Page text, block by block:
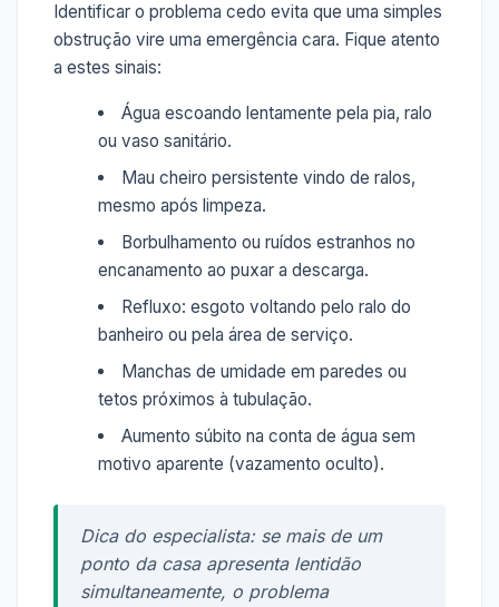
Identificar o problema cedo evita que uma simples
obstrução vire uma emergência cara. Fique atento
a estes sinais:
Água escoando lentamente pela pia, ralo
ou vaso sanitário.
Mau cheiro persistente vindo de ralos,
mesmo após limpeza.
Borbulhamento ou ruídos estranhos no
encanamento ao puxar a descarga.
Refluxo: esgoto voltando pelo ralo do
banheiro ou pela área de serviço.
Manchas de umidade em paredes ou
tetos próximos à tubulação.
Aumento súbito na conta de água sem
motivo aparente (vazamento oculto).
Dica do especialista: se mais de um
ponto da casa apresenta lentidão
simultaneamente, o problema